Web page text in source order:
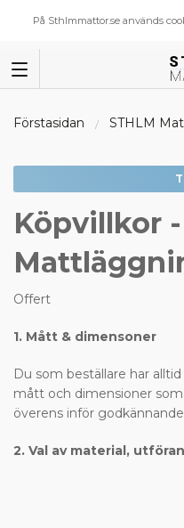
På Sthlmmattor.se används
Förstasidan STHLM
Köpvillkor -
Offert
1. Mått & dimensoner
Du som beställare har
mått och dimensioner
överens inför
2. Val av material,